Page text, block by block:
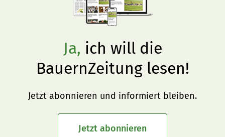
Ja, ich will die
BauernZeitung lesen!
Jetzt abonnieren und informiert bleiben.
Jetzt abonnieren